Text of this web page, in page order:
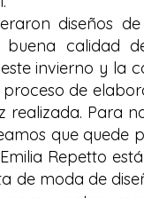
diseños
buena calidad
invierno y la
de
realizada. Para
que quede
Repetto
de moda de